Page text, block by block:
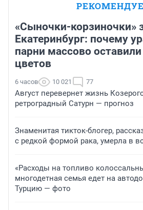
«Сыночки-корзиночки»
Екатеринбург: почему
парни массово
цветов
6 часов 10 021 77
Август перевернет жизнь
ретроградный Сатурн — прогноз
Знаменитая тикток-блогер,
с редкой формой рака, умерла в
«Расходы на топливо
многодетная семья едет на
Турцию — фото